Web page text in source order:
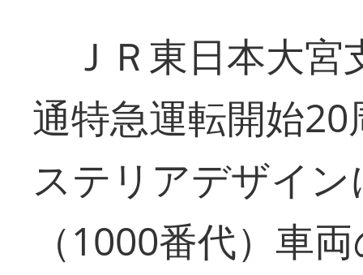
ＪＲ東日本大宮
通特急運転開始
ステリアデザイ
（1000番代）車